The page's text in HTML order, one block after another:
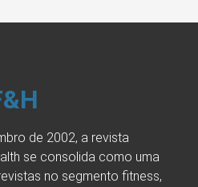
de 2002, a revista
se consolida como uma
no segmento fitness,